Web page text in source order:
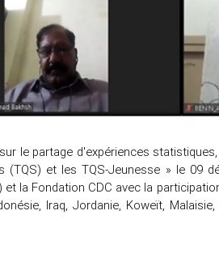
le partage d'expériences
et les TQS-Jeunesse » le 09
la Fondation CDC avec la
Iraq, Jordanie, Koweït,